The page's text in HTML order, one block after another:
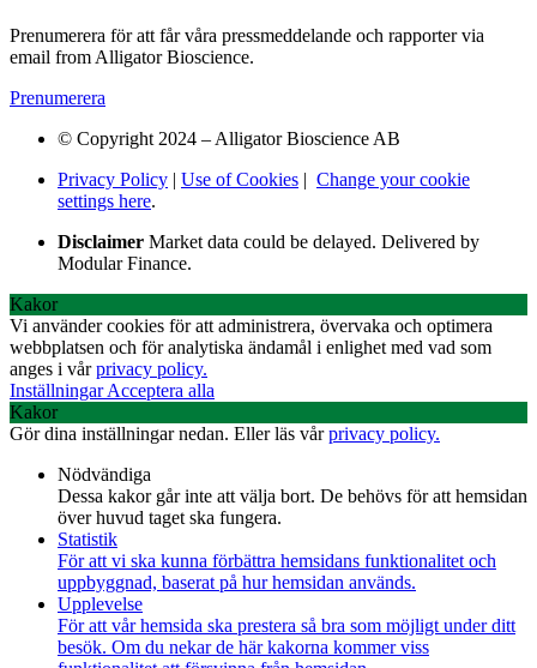
Prenumerera för att får våra pressmeddelande och rapporter via
email from Alligator Bioscience.
Prenumerera
© Copyright 2024 – Alligator Bioscience AB
Privacy Policy | Use of Cookies | Change your cookie
settings here.
Disclaimer Market data could be delayed. Delivered by
Modular Finance.
Kakor
Vi använder cookies för att administrera, övervaka och optimera
webbplatsen och för analytiska ändamål i enlighet med vad som
anges i vårprivacy policy.
InställningarAcceptera alla
Kakor
Gör dina inställningar nedan. Eller läs vårprivacy policy.
Nödvändiga
Dessa kakor går inte att välja bort. De behövs för att hemsidan
över huvud taget ska fungera.
Statistik
För att vi ska kunna förbättra hemsidans funktionalitet och
uppbyggnad, baserat på hur hemsidan används.
Upplevelse
För att vår hemsida ska prestera så bra som möjligt under ditt
besök. Om du nekar de här kakorna kommer viss